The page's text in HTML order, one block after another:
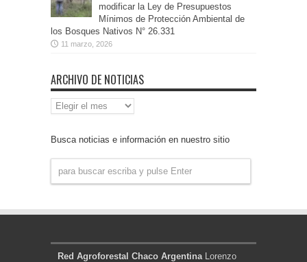
modificar la Ley de Presupuestos
Mínimos de Protección Ambiental de
los Bosques Nativos N° 26.331
11 marzo, 2026
ARCHIVO DE NOTICIAS
Archivo
de
Busca noticias e información en nuestro sitio
Red Agroforestal Chaco Argentina Lorenzo